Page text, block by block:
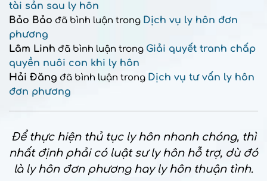
tài sản sau ly hôn
Bảo Bảo đã bình luận trong Dịch vụ ly hôn đơn
phương
Lâm Linh đã bình luận trong Giải quyết tranh chấp
quyền nuôi con khi ly hôn
Hải Đăng đã bình luận trong Dịch vụ tư vấn ly hôn
đơn phương
Để thực hiện thủ tục ly hôn nhanh chóng, thì
nhất định phải có luật sư ly hôn hỗ trợ, dù đó
là ly hôn đơn phương hay ly hôn thuận tình.